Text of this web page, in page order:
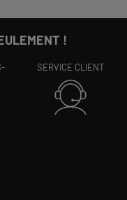
!
SERVICE CLIENT